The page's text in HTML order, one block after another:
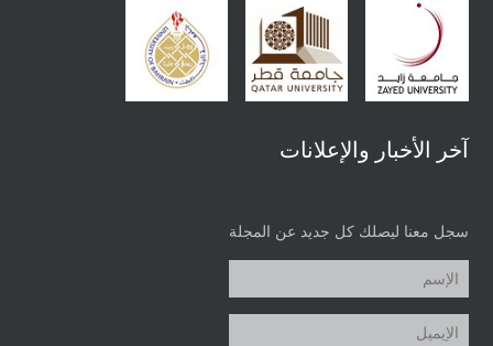
آخر الأخبار والإعلانات
سجل معنا ليصلك كل جديد عن المجلة